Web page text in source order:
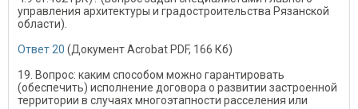
управления архитектуры и градостроительства Рязанской
области).
Ответ 20 (Документ Acrobat PDF, 166 Кб)
19. Вопрос: каким способом можно гарантировать
(обеспечить) исполнение договора о развитии застроенной
территории в случаях многоэтапности расселения или